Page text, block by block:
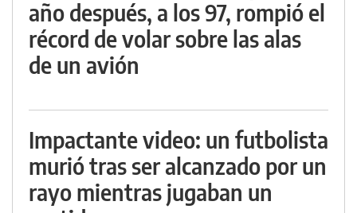
año después, a los 97, rompió el
récord de volar sobre las alas
de un avión
Impactante video: un futbolista
murió tras ser alcanzado por un
rayo mientras jugaban un